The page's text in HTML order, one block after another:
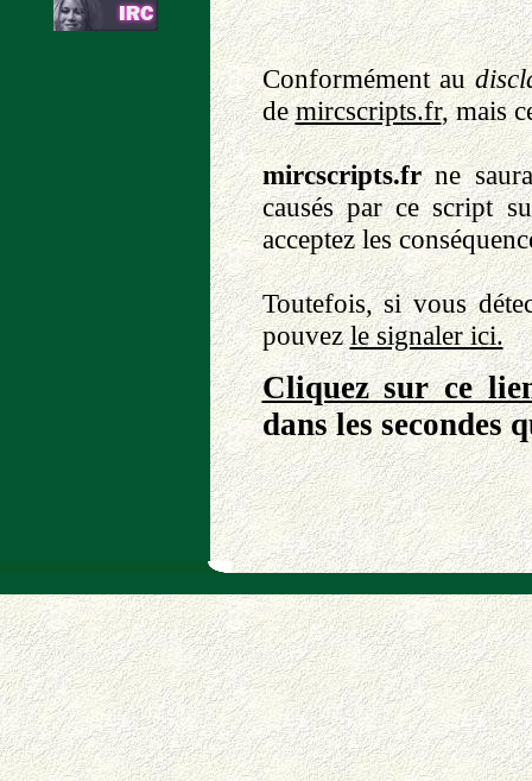
Conformément au
demircscripts.fr, mais
mircscripts.frne
causés par ce script
acceptez les
Toutefois, si vous
pouvezle signaler ici.
Cliquez sur ce
dans les secondes